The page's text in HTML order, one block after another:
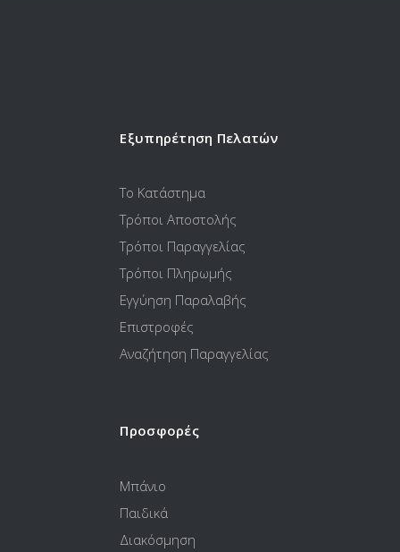
Εξυπηρέτηση Πελατών
Το Κατάστημα
Τρόποι Αποστολής
Τρόποι Παραγγελίας
Τρόποι Πληρωμής
Εγγύηση Παραλαβής
Επιστροφές
Αναζήτηση Παραγγελίας
Προσφορές
Μπάνιο
Παιδικά
Διακόσμηση